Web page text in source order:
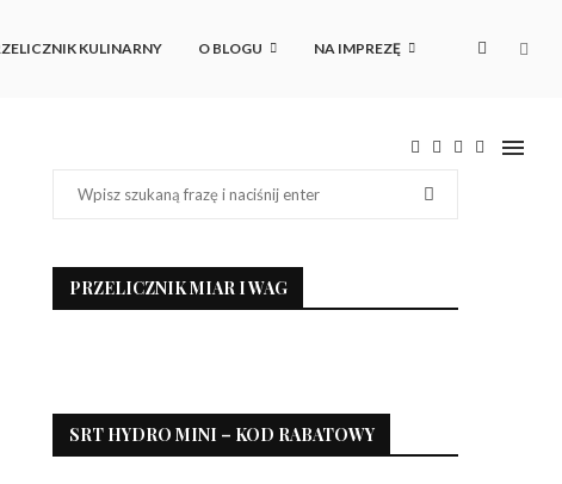
KULINARNY O BLOGU NA IMPREZĘ
PRZELICZNIK MIAR I WAG
SRT HYDRO MINI – KOD RABATOWY